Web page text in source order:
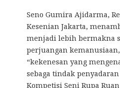
Seno Gumira Ajidarma,
Kesenian Jakarta,
menjadi lebih bermakna
perjuangan
“kekenesan yang
sebaga tindak
Kompetisi Seni Rupa